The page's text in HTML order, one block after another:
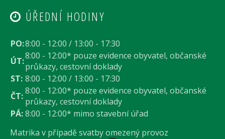
ÚŘEDNÍ HODINY
PO:8:00 - 12:00 / 13:00 - 17:30
ÚT:8:00 - 12:00* pouze evidence obyvatel, občanské
průkazy, cestovní doklady
ST: 8:00 - 12:00 / 13:00 - 17:30
ČT:8:00 - 12:00* pouze evidence obyvatel, občanské
průkazy, cestovní doklady
PÁ:8:00 - 12:00* mimo stavební úřad
Matrika v případě svatby omezený provoz